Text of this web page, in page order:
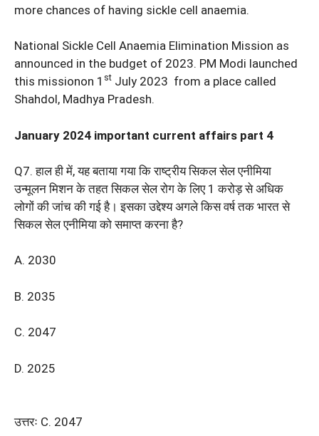
more chances of having sickle cell anaemia.
National Sickle Cell Anaemia Elimination Mission as
announced in the budget of 2023. PM Modi launched
this missionon 1 st July 2023 from a place called
Shahdol, Madhya Pradesh.
January 2024 important current affairs part 4
Q7. हाल ही में, यह बताया गया कि राष्ट्रीय सिकल सेल एनीमिया
उन्मूलन मिशन के तहत सिकल सेल रोग के लिए 1 करोड़ से अधिक
लोगों की जांच की गई है। इसका उद्देश्य अगले किस वर्ष तक भारत से
सिकल सेल एनीमिया को समाप्त करना है?
A. 2030
B. 2035
C. 2047
D. 2025
उत्तरः C. 2047